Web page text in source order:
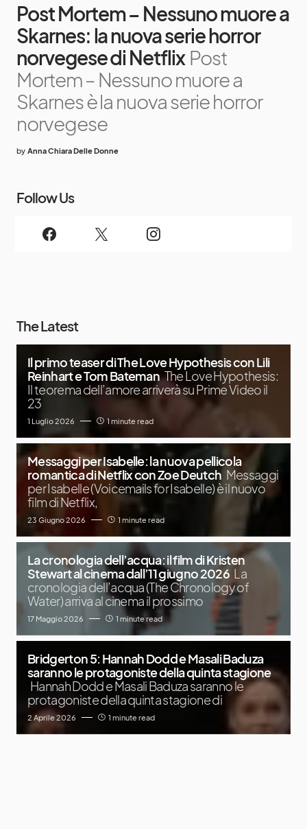
Post Mortem – Nessuno muore a
Skarnes: la nuova serie horror
norvegese di Netflix Post
Mortem – Nessuno muore a
Skarnes è la nuova serie horror
norvegese
by Anna Chiara Delle Donne
Follow Us
The Latest
Il primo teaser di The Love Hypothesis con Lili
Reinhart e Tom Bateman The Love Hypothesis:
Il teorema dell’amore arriverà su Prime Video il
23
1 Luglio 2026 1 minute read
Messaggi per Isabelle: la nuova pellicola
romantica di Netflix con Zoe Deutch Messaggi
per Isabelle (Voicemails for Isabelle) è il nuovo
film di Netflix,
23 Giugno 2026 1 minute read
La cronologia dell’acqua: il film di Kristen
Stewart al cinema dall’11 giugno 2026 La
cronologia dell’acqua (The Chronology of
Water) arriva al cinema il prossimo
17 Maggio 2026 1 minute read
Bridgerton 5: Hannah Dodd e Masali Baduza
saranno le protagoniste della quinta stagione
Hannah Dodd e Masali Baduza saranno le
protagoniste della quinta stagione di
2 Aprile 2026 1 minute read